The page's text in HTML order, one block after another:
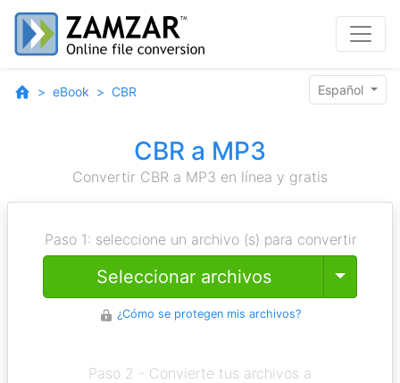
eBook CBR Español
CBR a MP3
Convertir CBR a MP3 en línea y gratis
Paso 1: seleccione un archivo (s) para convertir
Seleccionar archivos Toggle
¿Cómo se protegen mis archivos?
Paso 2 - Convierte tus archivos a